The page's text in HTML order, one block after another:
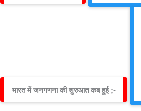
भारत में जनगणना की शुरुआत कब हुई ;-